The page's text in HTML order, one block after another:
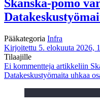
Skanska-pomo
Pääkategoria Infra
Kirjoitettu 5. elokuuta 2026,
Tilaajille
Ei kommentteja artikkeliin
Datakeskustyömaita uhkaa